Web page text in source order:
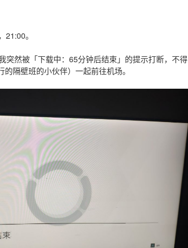
。
突然被「下载中：65分钟后结束」的提示打断，不得
隔壁班的小伙伴）一起前往机场。